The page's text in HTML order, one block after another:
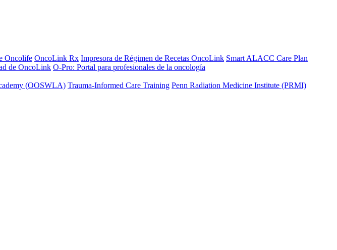
Oncolife OncoLink Rx Impresora de Régimen de Recetas OncoLink Smart ALACC Care Plan
de OncoLink O-Pro: Portal para profesionales de la oncología
(OOSWLA) Trauma-Informed Care Training Penn Radiation Medicine Institute (PRMI)